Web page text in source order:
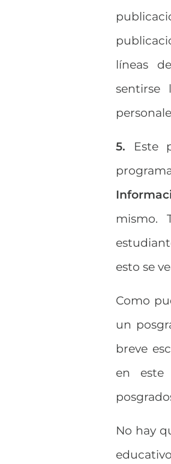
líneas
5. Este
mismo.
esto se
Como
un
breve
en este
No hay